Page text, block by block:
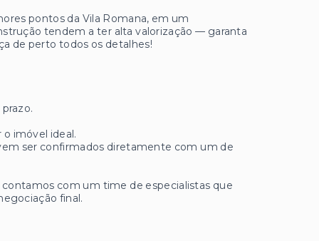
pontos da Vila Romana, em um
tendem a ter alta valorização — garanta
de perto todos os detalhes!
imóvel ideal.
ser confirmados diretamente com um de
contamos com um time de especialistas que
final.